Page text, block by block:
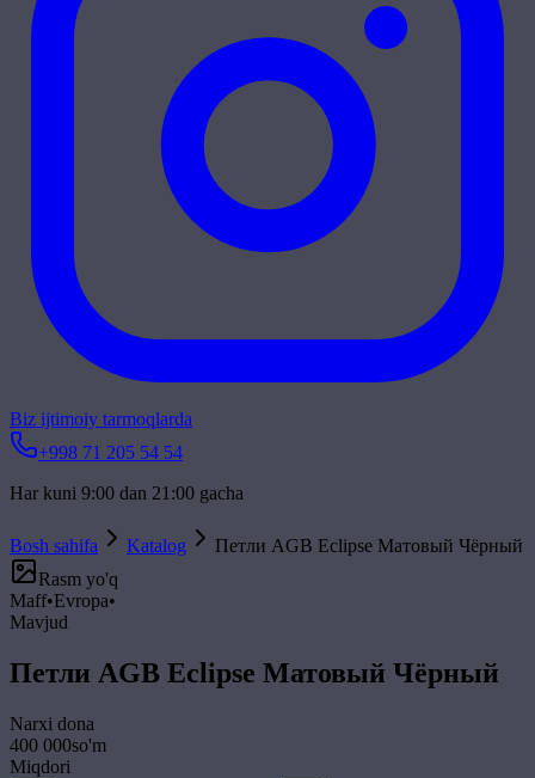
Biz ijtimoiy tarmoqlarda
+998 71 205 54 54
Har kuni 9:00 dan 21:00 gacha
Bosh sahifa Katalog
Петли AGB Eclipse Матовый Чёрный
Rasm yo'q
Maff•Evropa•
Mavjud
Петли AGB Eclipse Матовый Чёрный
Narxi dona
400 000so'm
Miqdori